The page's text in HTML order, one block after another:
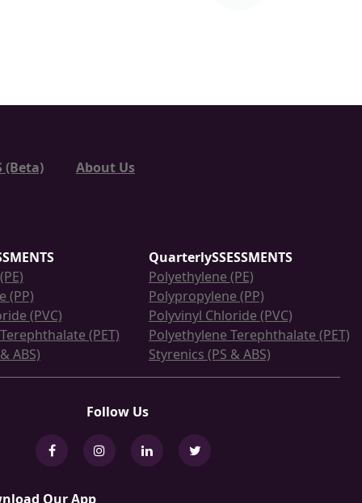
(Beta) About Us
(PP)
(PVC)
(PET)
ABS)
QuarterlySSESSMENTS
Polyethylene (PE)
Polypropylene (PP)
Polyvinyl Chloride (PVC)
Polyethylene Terephthalate (PET)
Styrenics (PS & ABS)
Follow Us
Our App